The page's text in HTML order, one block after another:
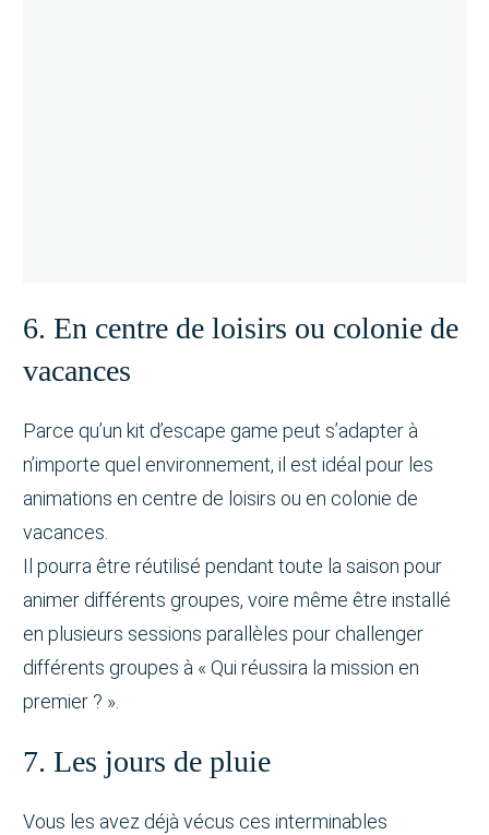
6. En centre de loisirs ou colonie de
vacances
Parce qu’un kit d’escape game peut s’adapter à
n’importe quel environnement, il est idéal pour les
animations en centre de loisirs ou en colonie de
vacances.
Il pourra être réutilisé pendant toute la saison pour
animer différents groupes, voire même être installé
en plusieurs sessions parallèles pour challenger
différents groupes à « Qui réussira la mission en
premier ? ».
7. Les jours de pluie
Vous les avez déjà vécus ces interminables